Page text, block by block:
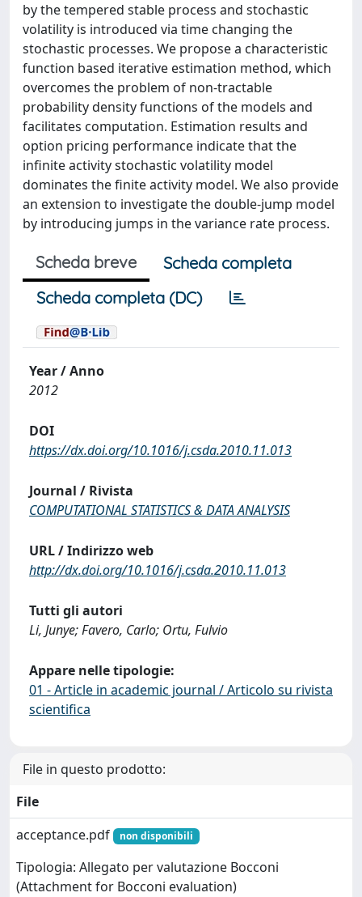
by the tempered stable process and stochastic
volatility is introduced via time changing the
stochastic processes. We propose a characteristic
function based iterative estimation method, which
overcomes the problem of non-tractable
probability density functions of the models and
facilitates computation. Estimation results and
option pricing performance indicate that the
infinite activity stochastic volatility model
dominates the finite activity model. We also provide
an extension to investigate the double-jump model
by introducing jumps in the variance rate process.
Scheda breve
Scheda completa
Scheda completa (DC)
Year / Anno
2012
DOI
https://dx.doi.org/10.1016/j.csda.2010.11.013
Journal / Rivista
COMPUTATIONAL STATISTICS & DATA ANALYSIS
URL / Indirizzo web
http://dx.doi.org/10.1016/j.csda.2010.11.013
Tutti gli autori
Li, Junye; Favero, Carlo; Ortu, Fulvio
Appare nelle tipologie:
01 - Article in academic journal / Articolo su rivista
scientifica
File in questo prodotto:
File
acceptance.pdf
non disponibili
Tipologia: Allegato per valutazione Bocconi
(Attachment for Bocconi evaluation)